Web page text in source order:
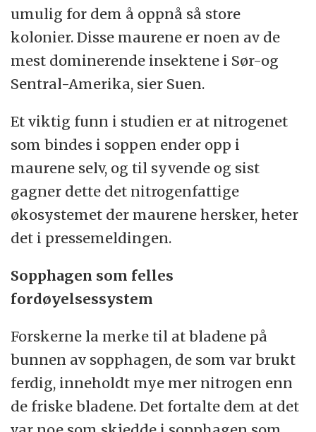
umulig for dem å oppnå så store
kolonier. Disse maurene er noen av de
mest dominerende insektene i Sør-og
Sentral-Amerika, sier Suen.
Et viktig funn i studien er at nitrogenet
som bindes i soppen ender opp i
maurene selv, og til syvende og sist
gagner dette det nitrogenfattige
økosystemet der maurene hersker, heter
det i pressemeldingen.
Sopphagen som felles
fordøyelsessystem
Forskerne la merke til at bladene på
bunnen av sopphagen, de som var brukt
ferdig, inneholdt mye mer nitrogen enn
de friske bladene. Det fortalte dem at det